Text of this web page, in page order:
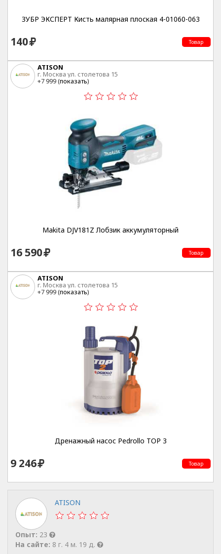
ЗУБР ЭКСПЕРТ Кисть малярная плоская 4-01060-063
140 Товар
ATISON
г. Москва ул. столетова 15
+7 999 (показать)
Makita DJV181Z Лобзик аккумуляторный
16 590 Товар
ATISON
г. Москва ул. столетова 15
+7 999 (показать)
Дренажный насос Pedrollo TOP 3
9 246 Товар
ATISON
Опыт: 23
На сайте: 8 г. 4 м. 19 д.